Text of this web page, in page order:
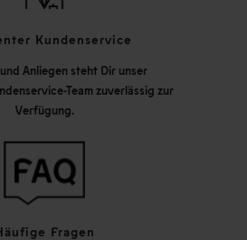
Kundenservice
Anliegen steht Dir unser
Team zuverlässig zur
Verfügung.
Fragen